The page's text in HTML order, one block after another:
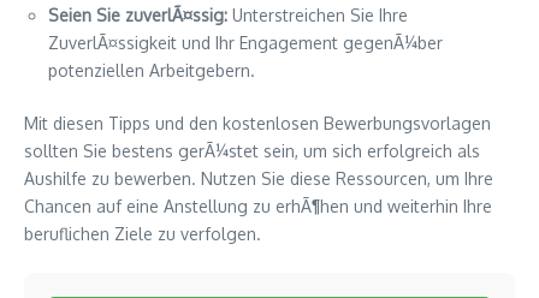
Seien Sie zuverlÃ¤ssig: Unterstreichen Sie Ihre
ZuverlÃ¤ssigkeit und Ihr Engagement gegenÃ¼ber
potenziellen Arbeitgebern.
Mit diesen Tipps und den kostenlosen Bewerbungsvorlagen
sollten Sie bestens gerÃ¼stet sein, um sich erfolgreich als
Aushilfe zu bewerben. Nutzen Sie diese Ressourcen, um Ihre
Chancen auf eine Anstellung zu erhÃ¶hen und weiterhin Ihre
beruflichen Ziele zu verfolgen.